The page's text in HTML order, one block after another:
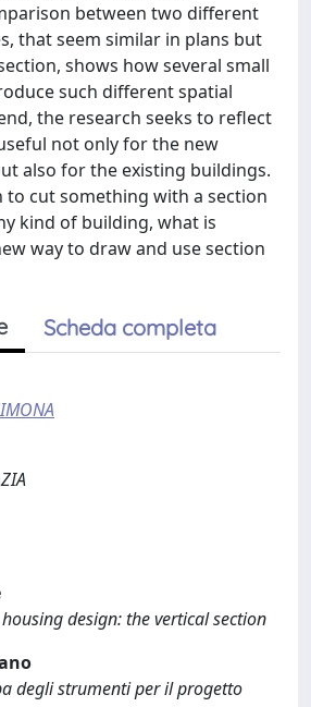
between two different
that seem similar in plans but
shows how several small
such different spatial
the research seeks to reflect
not only for the new
also for the existing buildings.
to cut something with a section
kind of building, what is
way to draw and use section
Scheda completa
design: the vertical section
degli strumenti per il progetto